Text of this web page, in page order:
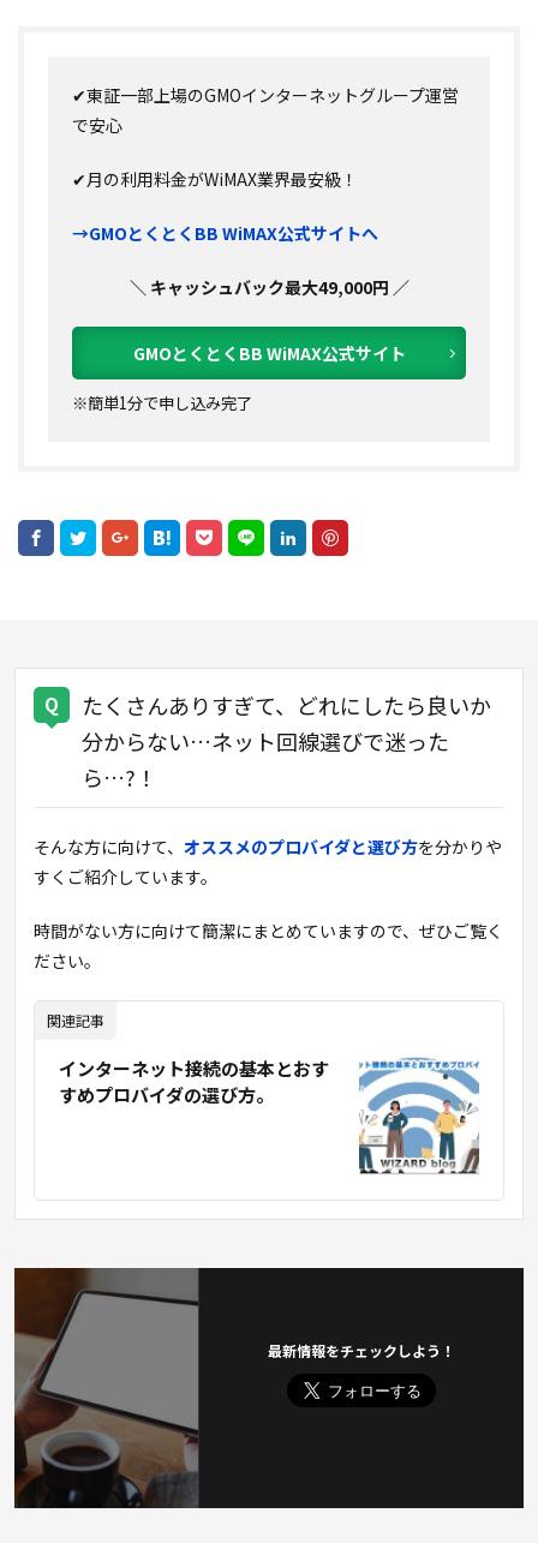
✔東証一部上場のGMOインターネットグループ運営
で安心
✔月の利用料金がWiMAX業界最安級！
→GMOとくとくBB WiMAX公式サイトへ
＼ キャッシュバック最大49,000円 ／
GMOとくとくBB WiMAX公式サイト
※簡単1分で申し込み完了
たくさんありすぎて、どれにしたら良いか
分からない…ネット回線選びで迷った
ら…?！
そんな方に向けて、 オススメのプロバイダと選び方を分かりや
すくご紹介しています。
時間がない方に向けて簡潔にまとめていますので、ぜひご覧く
ださい。
関連記事
インターネット接続の基本とおす
すめプロバイダの選び方。
最新情報をチェックしよう！